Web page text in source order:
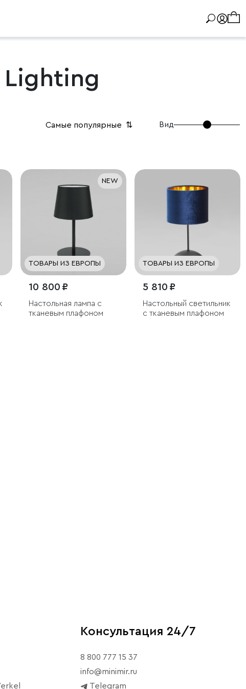
Lighting
Самые популярные ⇅ Вид
NEW
ТОВАРЫ ИЗ ЕВРОПЫ
10 800 ₽
Настольная лампа с
тканевым плафоном
ТОВАРЫ ИЗ ЕВРОПЫ
5 810 ₽
Настольный светильник
с тканевым плафоном
Консультация 24/7
8 800 777 15 37
info@minimir.ru
Telegram